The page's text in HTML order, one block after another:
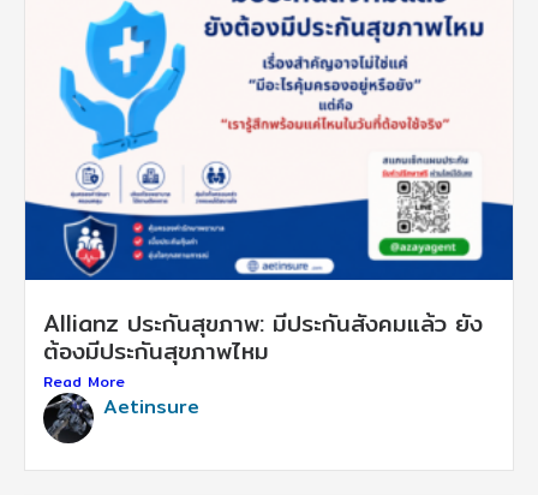
Allianz ประกันสุขภาพ: มีประกันสังคมแล้ว ยัง
ต้องมีประกันสุขภาพไหม
Read More
Aetinsure